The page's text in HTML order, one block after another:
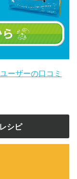
ーザーの口コミ
シピ